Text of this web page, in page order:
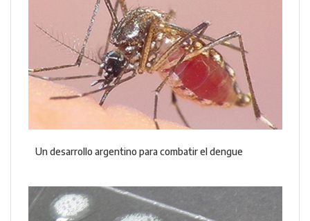
Un desarrollo argentino para combatir el dengue